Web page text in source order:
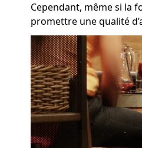
Cependant, même si la
promettre une qualité